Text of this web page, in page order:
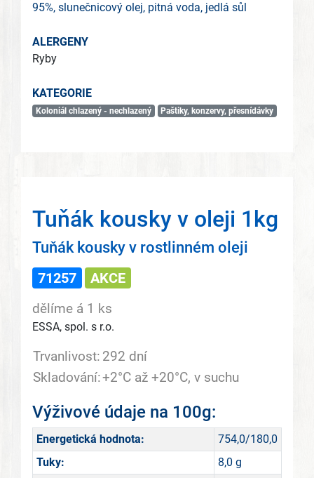
95%, slunečnicový olej, pitná voda, jedlá sůl
ALERGENY
Ryby
KATEGORIE
Koloniál chlazený - nechlazený Paštiky, konzervy, přesnídávky
Tuňák kousky v oleji 1kg
Tuňák kousky v rostlinném oleji
71257 AKCE
dělíme á 1 ks
ESSA, spol. s r.o.
Trvanlivost: 292 dní
Skladování:+2°C až +20°C, v suchu
Výživové údaje na 100g:
Energetická hodnota:
754,0/180,0
Tuky:
8,0 g